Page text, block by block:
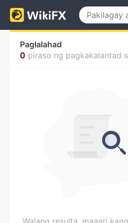
Paglalahad
0 piraso ng pagkakalantad
Walang resulta, maaari